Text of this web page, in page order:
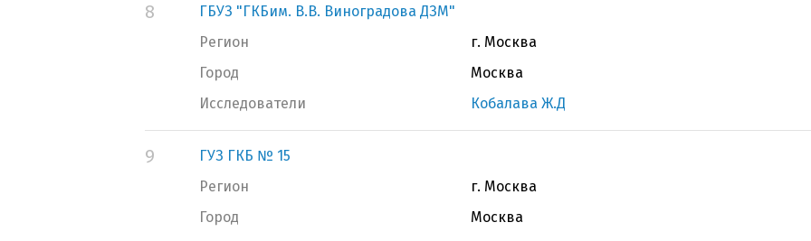
8
ГБУЗ "ГКБим. В.В. Виноградова ДЗМ"
Регион
г. Москва
Город
Москва
Исследователи
Кобалава Ж.Д
9
ГУЗ ГКБ № 15
Регион
г. Москва
Город
Москва